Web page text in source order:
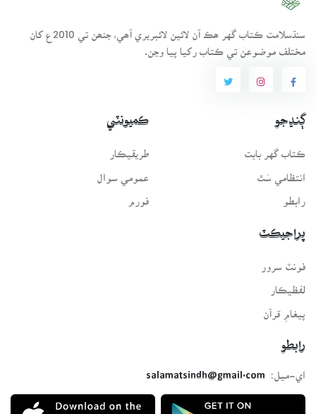
سنڌسلامت ڪتاب گهر ھڪ آن لائين لائبريري آھي، جنھن تي 2010ع کان
مختلف موضوعن تي ڪتاب رکيا پيا وڃن.
ڳنڍجو
ڪتاب گهر بابت
انتظامي سَٿ
رابطو
ڪميونٽي
طريقيڪار
عمومي سوال
فورم
پراجيڪٽ
لفظيڪار
پيغامِ قرآن
رابطو
اي-ميل:
salamatsindh@gmail.com